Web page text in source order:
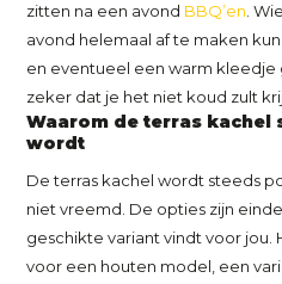
zitten na een avond BBQ’en .
avond helemaal af te maken
en eventueel een warm
zeker dat je het niet koud zult
Waarom de terras
wordt
De terras kachel wordt steeds
niet vreemd. De opties zijn
geschikte variant vindt voor jou.
voor een houten model, een